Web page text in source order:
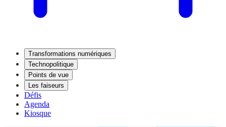
Transformations numériques
Technopolitique
Points de vue
Les faiseurs
Défis
Agenda
Kiosque